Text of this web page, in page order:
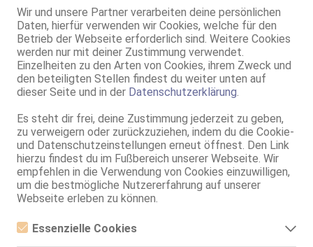
Wir und unsere Partner verarbeiten deine persönlichen
Daten, hierfür verwenden wir Cookies, welche für den
Betrieb der Webseite erforderlich sind. Weitere Cookies
werden nur mit deiner Zustimmung verwendet.
Einzelheiten zu den Arten von Cookies, ihrem Zweck und
den beteiligten Stellen findest du weiter unten auf
dieser Seite und in der Datenschutzerklärung.
Es steht dir frei, deine Zustimmung jederzeit zu geben,
zu verweigern oder zurückzuziehen, indem du die Cookie-
und Datenschutzeinstellungen erneut öffnest. Den Link
hierzu findest du im Fußbereich unserer Webseite. Wir
empfehlen in die Verwendung von Cookies einzuwilligen,
um die bestmögliche Nutzererfahrung auf unserer
Webseite erleben zu können.
Essenzielle Cookies
Augen: braun
Haut: mittel
Sprachen:
Deutsch
Ungarisch
Verkehr:
GV
Franz.
Franz. bei Ihr
D**p Thr**t
Span. / BV
GF6
Flotter Dreier (MFF)
Zu dritt (MMF)
Herrenrunde
Service für: Herren
Service: